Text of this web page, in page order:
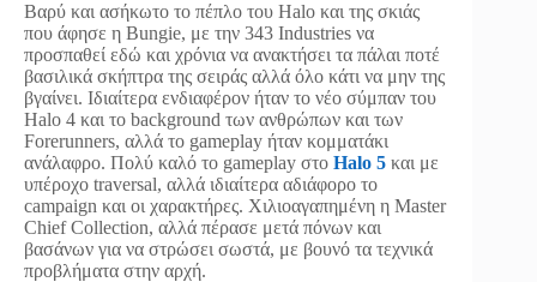
Βαρύ και ασήκωτο το πέπλο του Halo και της σκιάς
που άφησε η Bungie, με την 343 Industries να
προσπαθεί εδώ και χρόνια να ανακτήσει τα πάλαι ποτέ
βασιλικά σκήπτρα της σειράς αλλά όλο κάτι να μην της
βγαίνει. Ιδιαίτερα ενδιαφέρον ήταν το νέο σύμπαν του
Halo 4 και το background των ανθρώπων και των
Forerunners, αλλά το gameplay ήταν κομματάκι
ανάλαφρο. Πολύ καλό το gameplay στο Halo 5 και με
υπέροχο traversal, αλλά ιδιαίτερα αδιάφορο το
campaign και οι χαρακτήρες. Χιλιοαγαπημένη η Master
Chief Collection, αλλά πέρασε μετά πόνων και
βασάνων για να στρώσει σωστά, με βουνό τα τεχνικά
προβλήματα στην αρχή.